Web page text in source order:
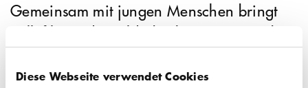
Diese Webseite verwendet Cookies
Gemeinsam mit jungen Menschen bringt
Jugendliteraturpreis 2022) über die Freiheit